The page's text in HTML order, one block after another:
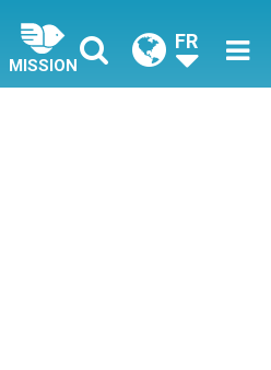
MISSION
FR